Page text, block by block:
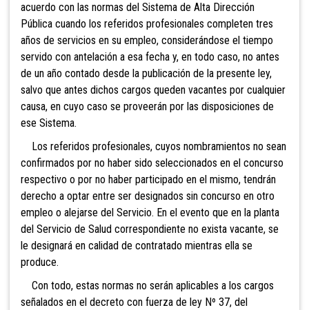
acuerdo con las normas del Sistema de Alta Dirección
Pública cuando los referidos profesionales completen tres
años de servicios en su empleo, considerándose el tiempo
servido con antelación a esa fecha y, en todo caso, no antes
de un año contado desde la publicación de la presente ley,
salvo que antes dichos cargos queden vacantes por cualquier
causa, en cuyo caso se proveerán por las disposiciones de
ese Sistema.
Los referidos profesionales, cuyos nombramientos no sean
confirmados por no haber sido seleccionados en el concurso
respectivo o por no haber participado en el mismo, tendrán
derecho a optar entre ser designados sin concurso en otro
empleo o alejarse del Servicio. En el evento que en la planta
del Servicio de Salud correspondiente no exista vacante, se
le designará en calidad de contratado mientras ella se
produce.
Con todo, estas normas no serán aplicables a los cargos
señalados en el decreto con fuerza de ley Nº 37, del